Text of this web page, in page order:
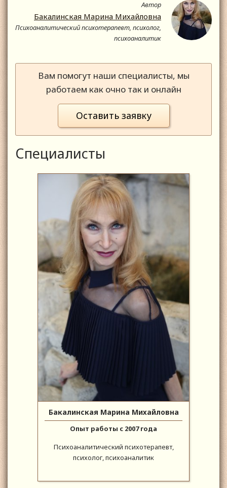
Автор
Бакалинская Марина Михайловна
Психоаналитический психотерапевт, психолог,
психоаналитик
Вам помогут наши специалисты, мы
работаем как очно так и онлайн
Оставить заявку
Специалисты
Бакалинская Марина Михайловна
Опыт работы с 2007 года
Психоаналитический психотерапевт,
психолог, психоаналитик